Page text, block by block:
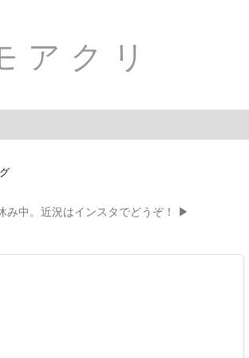
アクリ
み中。近況はインスタでどうぞ！ ▶